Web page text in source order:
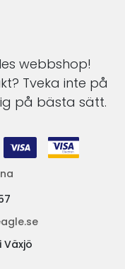
webbshop!
Tveka inte på
på bästa sätt.
Växjö